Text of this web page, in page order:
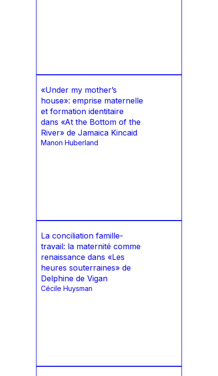
«Under my mother’s
house»: emprise maternelle
et formation identitaire
dans «At the Bottom of the
River» de Jamaica Kincaid
Manon Huberland
La conciliation famille-
travail: la maternité comme
renaissance dans «Les
heures souterraines» de
Delphine de Vigan
Cécile Huysman